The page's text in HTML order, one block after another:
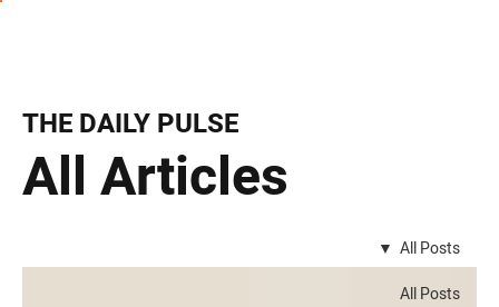
All Articles
THE DAILY PULSE
All Posts
All Posts